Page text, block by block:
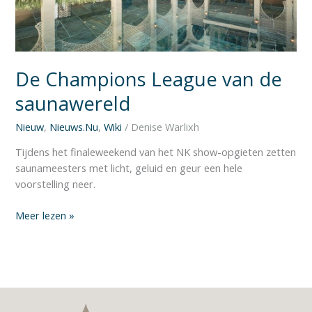
De Champions League van de
saunawereld
Nieuw, Nieuws.Nu,Wiki / Denise Warlixh
Tijdens het finaleweekend van het NK show-opgieten zetten
saunameesters met licht, geluid en geur een hele
voorstelling neer.
Meer lezen »